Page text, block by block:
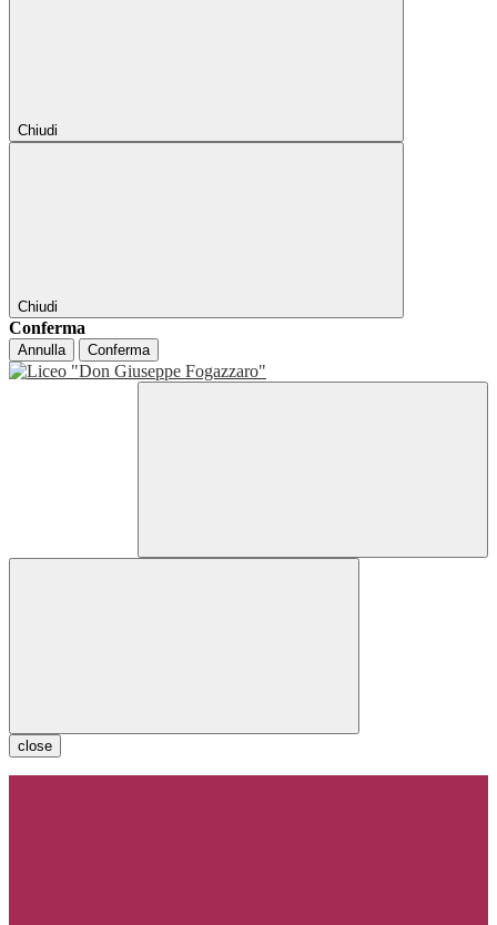
Chiudi
Chiudi
Conferma
Annulla Conferma
close